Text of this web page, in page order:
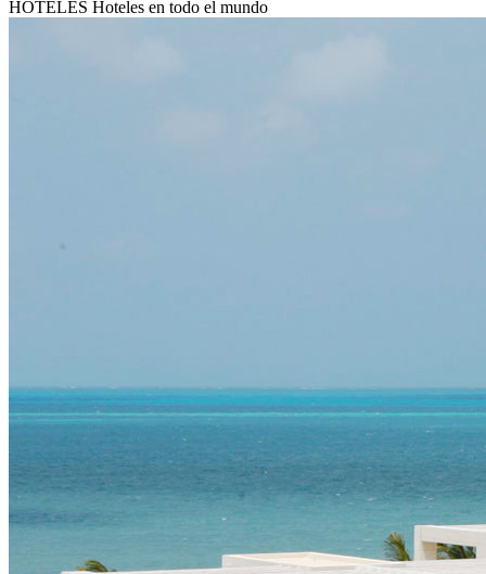
HOTELES Hoteles en todo el mundo